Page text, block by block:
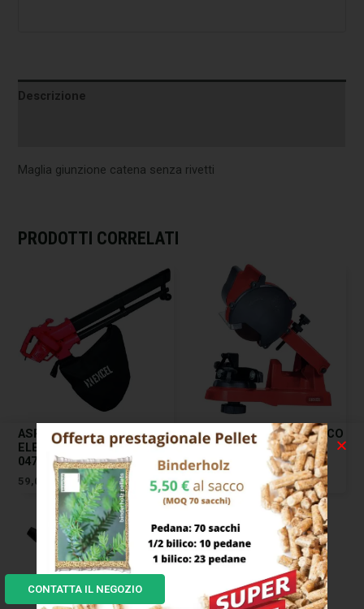
Descrizione
Maglia giunzione catena senza rivetti
PRODOTTI CORRELATI
ASPIRATORE SOFFIATORE
ELETTRICO SF2400 EXCEL
04772
59,00
AFFILACATENE ELETTRICO
AF104 EXCEL 07165
79,00€
CONTATTA IL NEGOZIO